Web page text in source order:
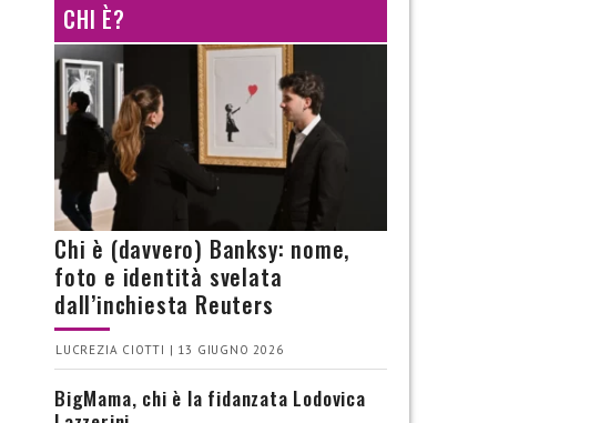
CHI È?
Chi è (davvero) Banksy: nome,
foto e identità svelata
dall’inchiesta Reuters
LUCREZIA CIOTTI | 13 GIUGNO 2026
BigMama, chi è la fidanzata Lodovica